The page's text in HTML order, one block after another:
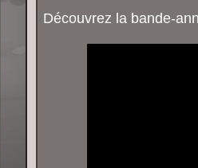
Découvrez la bande-